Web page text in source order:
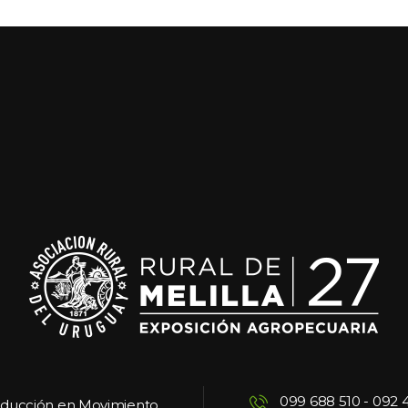
099 688 510 - 092